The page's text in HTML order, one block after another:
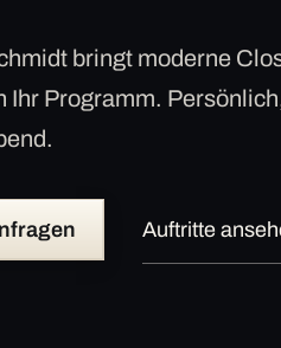
bringt moderne
Ihr Programm.
Auftritte